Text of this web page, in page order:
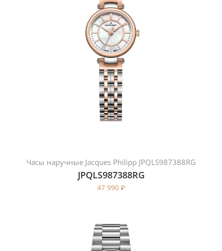
Часы наручные Jacques Philipp JPQLS987388RG
JPQLS987388RG
47 990 ₽